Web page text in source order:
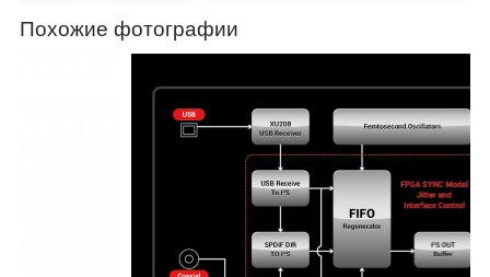
Похожие фотографии